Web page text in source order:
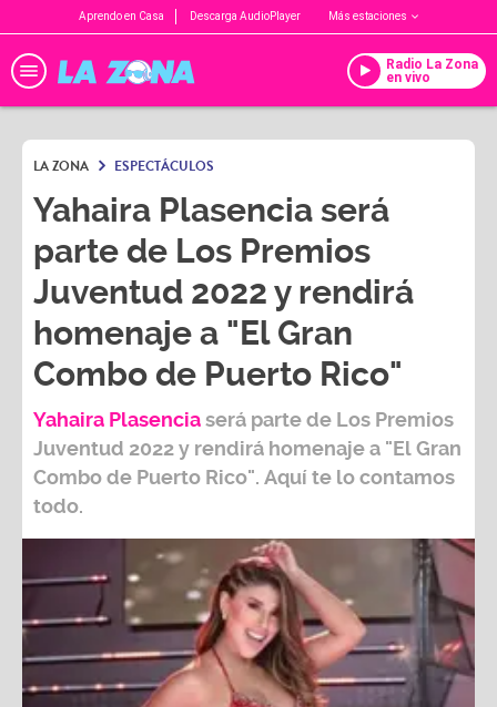
Aprendo en Casa Descarga AudioPlayer Más estaciones
Radio La Zona
en vivo
LA ZONA ESPECTÁCULOS
Yahaira Plasencia será
parte de Los Premios
Juventud 2022 y rendirá
homenaje a "El Gran
Combo de Puerto Rico"
Yahaira Plasenciaserá parte de Los Premios
Juventud 2022 y rendirá homenaje a "El Gran
Combo de Puerto Rico". Aquí te lo contamos
todo.